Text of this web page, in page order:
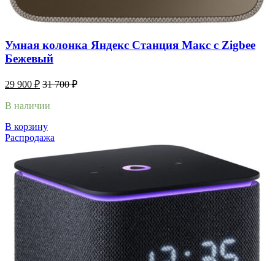
Умная колонка Яндекс Станция Макс с Zigbee
Бежевый
29 900 ₽ 31 700₽
В наличии
В корзину
Распродажа